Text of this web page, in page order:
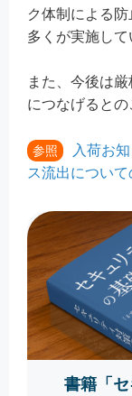
ク体制による
多くが実施して
また、今後は
につなげるとの
参照
入荷お
ス流出につい
書籍「セ